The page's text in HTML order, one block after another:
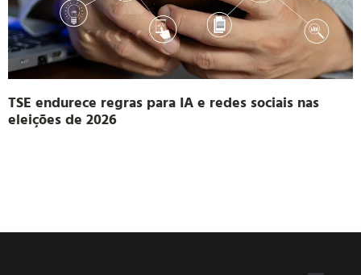
TSE endurece regras para IA e redes sociais nas
eleições de 2026